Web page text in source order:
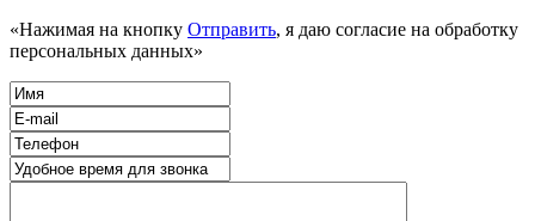
«Нажимая на кнопку Отправить, я даю согласие на обработку
персональных данных»